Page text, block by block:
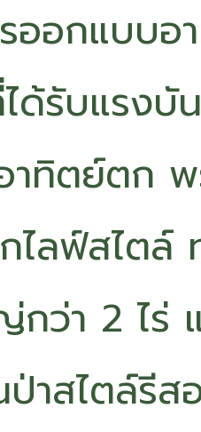
ออกแบบอ
ด้รับแรงบั
าทิตย์ตก
ไลฟ์สไตล์
กว่า 2 ไร่
าสไตล์รี